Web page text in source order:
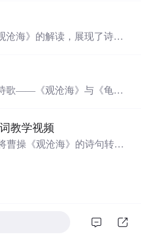
沧海》的解读，展现了诗人
诗篇的灵感源泉。
歌——《观沧海》与《龟虽
向上的人生态度和不懈追求
教学视频
曹操《观沧海》的诗句转化